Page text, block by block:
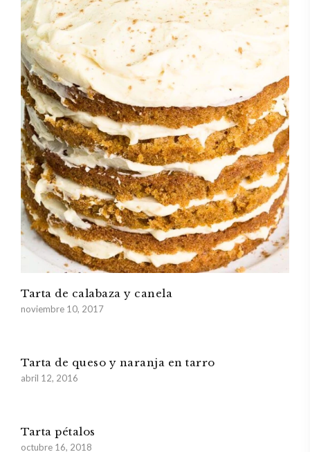
Tarta de calabaza y canela
noviembre 10, 2017
Tarta de queso y naranja en tarro
abril 12, 2016
Tarta pétalos
octubre 16, 2018